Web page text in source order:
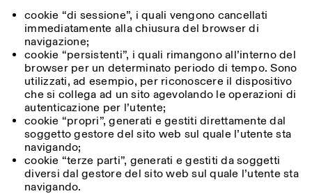
Designed by Dallas
cookie “di sessione”, i quali vengono cancellati
immediatamente alla chiusura del browser di
navigazione;
cookie “persistenti”, i quali rimangono all’interno del
browser per un determinato periodo di tempo. Sono
utilizzati, ad esempio, per riconoscere il dispositivo
che si collega ad un sito agevolando le operazioni di
autenticazione per l’utente;
cookie “propri”, generati e gestiti direttamente dal
soggetto gestore del sito web sul quale l’utente sta
navigando;
cookie “terze parti”, generati e gestiti da soggetti
diversi dal gestore del sito web sul quale l’utente sta
navigando.